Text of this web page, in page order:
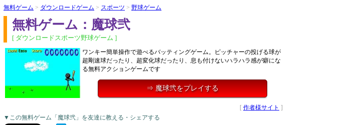
無料ゲーム > ダウンロードゲーム > スポーツ > 野球ゲーム
無料ゲーム：魔球弐
[ ダウンロードスポーツ野球ゲーム ]
ワンキー簡単操作で遊べるバッティングゲーム。ピッチャーの投げる球が
超剛速球だったり、超変化球だったり、息も付けないハラハラ感が癖にな
る無料アクションゲームです
⇒ 魔球弐をプレイする
[ 作者様サイト ]
▼この無料ゲーム「魔球弐」を友達に教える・シェアする